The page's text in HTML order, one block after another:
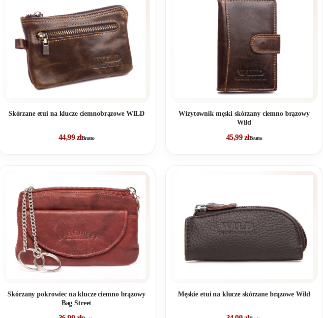
Skórzane etui na klucze ciemnobrązowe WILD
44,99złBrutto
Wizytownik męski skórzany ciemno brązowy
Wild
45,99złBrutto
Skórzany pokrowiec na klucze ciemno brązowy
Bag Street
Męskie etui na klucze skórzane brązowe Wild